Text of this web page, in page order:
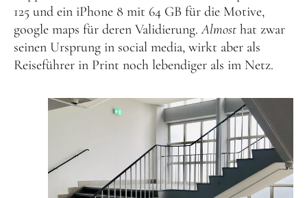
125 und ein iPhone 8 mit 64 GB für die Motive,
google maps für deren Validierung.Almost hat zwar
seinen Ursprung in social media, wirkt aber als
Reiseführer in Print noch lebendiger als im Netz.